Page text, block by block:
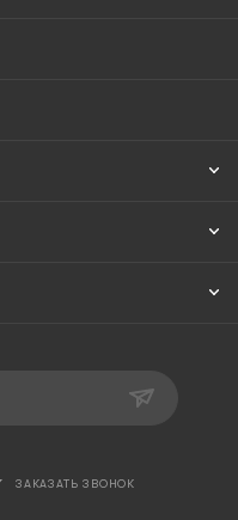
ЗАКАЗАТЬ ЗВОНОК